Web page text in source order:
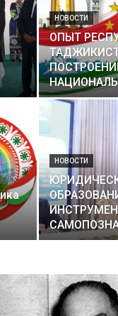
НОВОСТИ
ОПЫТ
НОВОСТИ